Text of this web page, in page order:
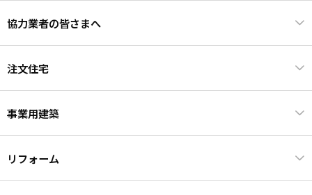
協力業者の皆さまへ
注文住宅
事業用建築
リフォーム